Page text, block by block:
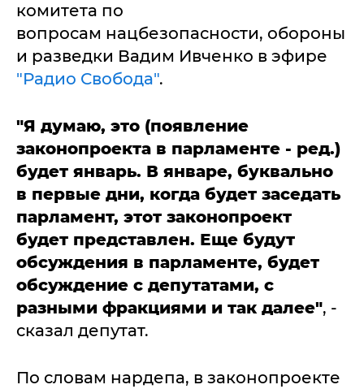
комитета по
вопросам нацбезопасности, обороны
и разведки Вадим Ивченко в эфире
"Радио Свобода".
"Я думаю, это (появление
законопроекта в парламенте - ред.)
будет январь. В январе, буквально
в первые дни, когда будет заседать
парламент, этот законопроект
будет представлен. Еще будут
обсуждения в парламенте, будет
обсуждение с депутатами, с
разными фракциями и так далее", -
сказал депутат.
По словам нардепа, в законопроекте